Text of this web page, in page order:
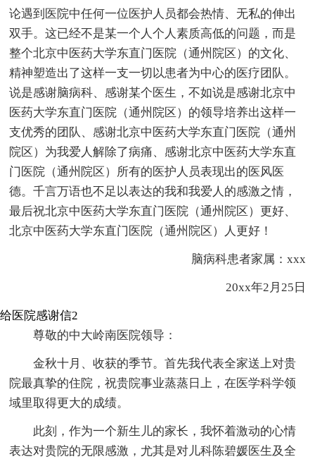
论遇到医院中任何一位医护人员都会热情、无私的伸出
双手。这已经不是某一个人个人素质高低的问题，而是
整个北京中医药大学东直门医院（通州院区）的文化、
精神塑造出了这样一支一切以患者为中心的医疗团队。
说是感谢脑病科、感谢某个医生，不如说是感谢北京中
医药大学东直门医院（通州院区）的领导培养出这样一
支优秀的团队、感谢北京中医药大学东直门医院（通州
院区）为我爱人解除了病痛、感谢北京中医药大学东直
门医院（通州院区）所有的医护人员表现出的医风医
德。千言万语也不足以表达的我和我爱人的感激之情，
最后祝北京中医药大学东直门医院（通州院区）更好、
北京中医药大学东直门医院（通州院区）人更好！
脑病科患者家属：xxx
20xx年2月25日
给医院感谢信2
尊敬的中大岭南医院领导：
金秋十月、收获的季节。首先我代表全家送上对贵
院最真挚的住院，祝贵院事业蒸蒸日上，在医学科学领
域里取得更大的成绩。
此刻，作为一个新生儿的家长，我怀着激动的心情
表达对贵院的无限感激，尤其是对儿科陈碧媛医生及全